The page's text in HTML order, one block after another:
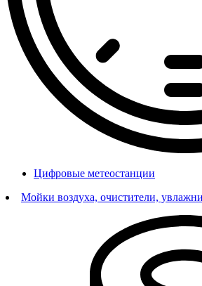
Цифровые метеостанции
Мойки воздуха, очистители,